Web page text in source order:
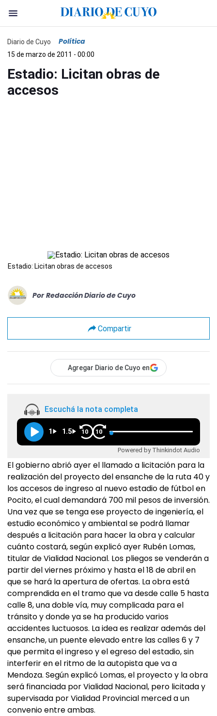
Diario de Cuyo Política
15 de marzo de 2011 - 00:00
Estadio: Licitan obras de
accesos
Estadio: Licitan obras de accesos
Por Redacción Diario de Cuyo
Compartir
Agregar Diario de Cuyo en
Escuchá la nota completa
1 1.5 10 10
Powered by Thinkindot Audio
El gobierno abrió ayer el llamado a licitación para la
realización del proyecto del ensanche de la ruta 40 y
los accesos de ingreso al nuevo estadio de fútbol en
Pocito, el cual demandará 700 mil pesos de inversión.
Una vez que se tenga ese proyecto de ingeniería, el
estudio económico y ambiental se podrá llamar
después a licitación para hacer la obra y calcular
cuánto costará, según explicó ayer Rubén Lomas,
titular de Vialidad Nacional. Los pliegos se venderán a
partir del viernes próximo y hasta el 18 de abril en
que se hará la apertura de ofertas. La obra está
comprendida en el tramo que va desde calle 5 hasta
calle 8, una doble vía, muy complicada para el
tránsito y donde ya se ha producido varios
accidentes luctuosos. La idea es realizar además del
ensanche, un puente elevado entre las calles 6 y 7
que permita el ingreso y el egreso del estadio, sin
interferir en el ritmo de la autopista que va a
Mendoza. Según explicó Lomas, el proyecto y la obra
será financiada por Vialidad Nacional, pero licitada y
supervisada por Vialidad Provincial merced a un
convenio entre ambas.